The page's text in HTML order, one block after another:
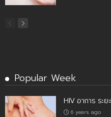
Popular Week
HIV อาการ ระย
6 years ago